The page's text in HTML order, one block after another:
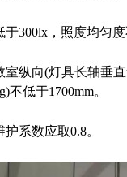
300lx，照度均匀
纵向(灯具长轴垂
低于1700mm。
系数应取0.8。